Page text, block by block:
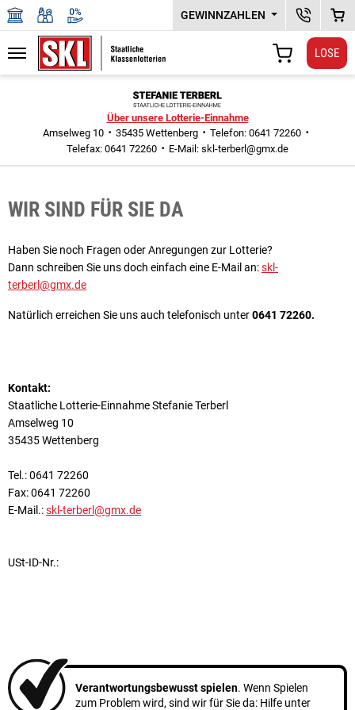
Über unsere Lotterie-Einnahme
Amselweg 10
35435 Wettenberg
Telefon: 0641 72260
Telefax: 0641 72260
E-Mail: skl-terberl@gmx.de
GEWINNZAHLEN
Navigation
LOSE
WIR SIND FÜR SIE DA
Haben Sie noch Fragen oder Anregungen zur Lotterie?
Dann schreiben Sie uns doch einfach eine E-Mail an:skl-
terberl@gmx.de
Natürlich erreichen Sie uns auch telefonisch unter0641 72260.
Kontakt:
Staatliche Lotterie-Einnahme Stefanie Terberl
Amselweg 10
35435 Wettenberg
Tel.: 0641 72260
Fax: 0641 72260
E-Mail.:skl-terberl@gmx.de
USt-ID-Nr.:
Verantwortungsbewusst spielen. Wenn Spielen
zum Problem wird, sind wir für Sie da: Hilfe unter